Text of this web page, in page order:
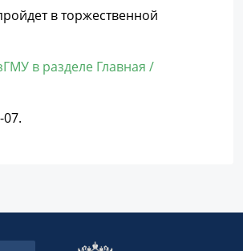
в торжественной
в разделе Главная /